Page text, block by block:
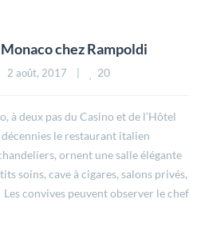
chez Rampoldi
2 août, 2017 20
à deux pas du Casino et de l’Hôtel
le restaurant italien
ornent une salle élégante
soins, cave à cigares, salons privés,
convives peuvent observer le chef